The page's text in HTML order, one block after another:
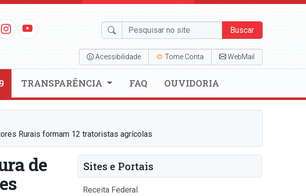
Buscar
Acessibilidade Tome Conta WebMail
TRANSPARÊNCIA FAQ OUVIDORIA
Rurais formam 12 tratoristas agrícolas
de
Sites e Portais
Receita Federal